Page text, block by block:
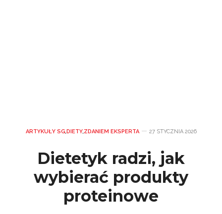
ARTYKUŁY SG,DIETY,ZDANIEM EKSPERTA 27 STYCZNIA 2026
Dietetyk radzi, jak
wybierać produkty
proteinowe